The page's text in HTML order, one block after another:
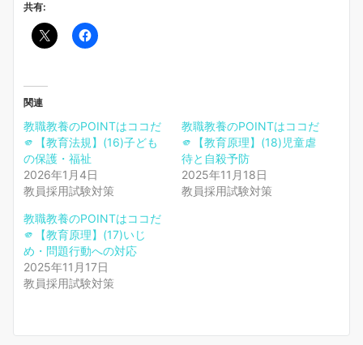
共有:
関連
教職教養のPOINTはココだ
🫵【教育法規】(16)子ども
の保護・福祉
2026年1月4日
教員採用試験対策
教職教養のPOINTはココだ
🫵【教育原理】(18)児童虐
待と自殺予防
2025年11月18日
教員採用試験対策
教職教養のPOINTはココだ
🫵【教育原理】(17)いじ
め・問題行動への対応
2025年11月17日
教員採用試験対策